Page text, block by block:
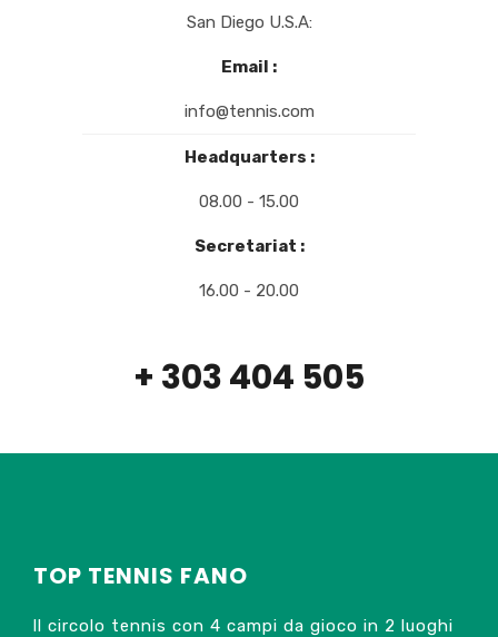
San Diego U.S.A:
Email :
info@tennis.com
Headquarters :
08.00 - 15.00
Secretariat :
16.00 - 20.00
+ 303 404 505
TOP TENNIS FANO
ll circolo tennis con 4 campi da gioco in 2 luoghi